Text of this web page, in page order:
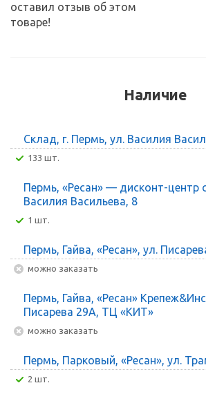
оставил отзыв об этом
товаре!
Наличие
Склад, г. Пермь, ул. Василия
133 шт.
Пермь, «Ресан» — дисконт-центр
Василия Васильева, 8
1 шт.
Пермь, Гайва, «Ресан», ул.
Можно заказать
Пермь, Гайва, «Ресан»
Писарева 29А, ТЦ «КИТ»
Можно заказать
Пермь, Парковый, «Ресан», ул.
2 шт.